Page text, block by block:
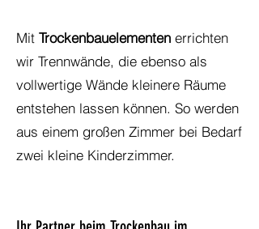
Mit Trockenbauelementen errichten
wir Trennwände, die ebenso als
vollwertige Wände kleinere Räume
entstehen lassen können. So werden
aus einem großen Zimmer bei Bedarf
zwei kleine Kinderzimmer.